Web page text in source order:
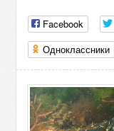
Facebook
Одноклассники